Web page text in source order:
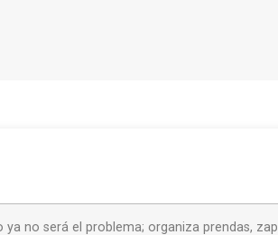
no será el problema; organiza prendas,